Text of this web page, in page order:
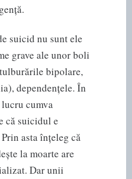
suicid nu sunt ele
grave ale unor boli
bipolare,
dependențele. În
cumva
că suicidul e
asta înțeleg că
la moarte are
Dar unii